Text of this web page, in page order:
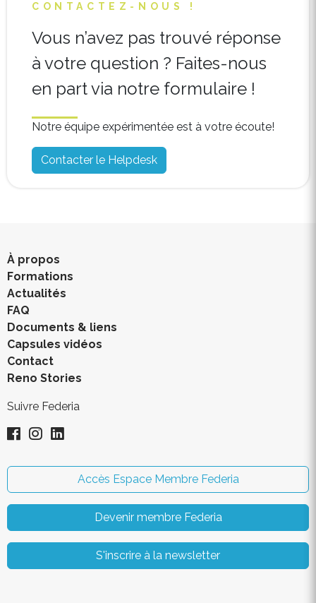
CONTACTEZ-NOUS !
Vous n’avez pas trouvé réponse
à votre question ? Faites-nous
en part via notre formulaire !
Notre équipe expérimentée est à votre écoute!
Contacter le Helpdesk
À propos
Formations
Actualités
FAQ
Documents & liens
Capsules vidéos
Contact
Reno Stories
Suivre Federia
Accès Espace Membre Federia
Devenir membre Federia
S'inscrire à la newsletter